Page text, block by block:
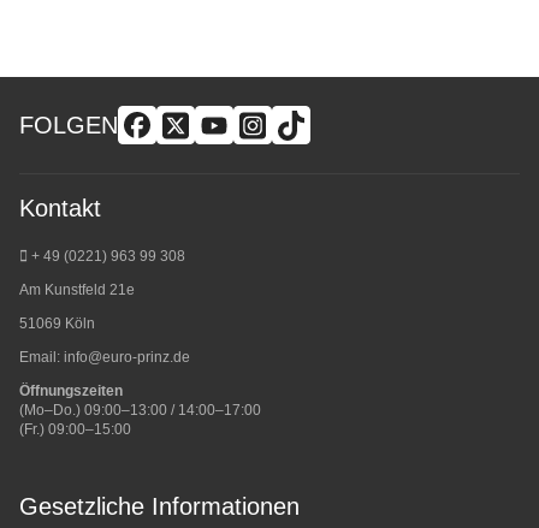
FOLGEN
Kontakt
+ 49 (0221) 963 99 308
Am Kunstfeld 21e
51069 Köln
Email: info@euro-prinz.de
Öffnungszeiten
(Mo–Do.) 09:00–13:00 / 14:00–17:00
(Fr.) 09:00–15:00
Gesetzliche Informationen